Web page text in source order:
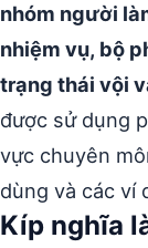
nhóm người
nhiệm vụ, bộ
trạng thái vội
được sử dụng
vực chuyên
dùng và các ví
Kíp nghĩa